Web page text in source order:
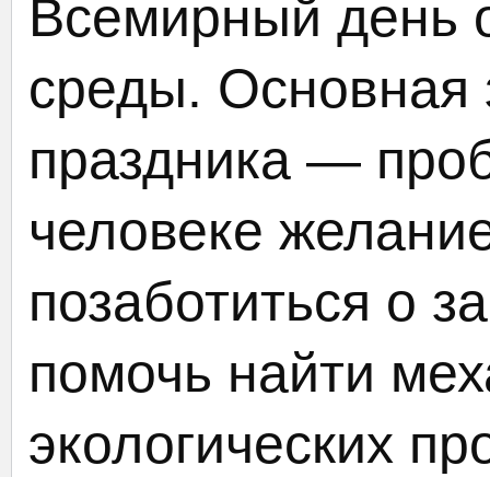
Всемирный день
среды. Основная
праздника —
человеке
позаботиться о
помочь найти
экологических